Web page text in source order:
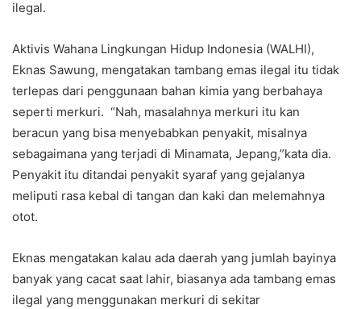
ilegal.
Aktivis Wahana Lingkungan Hidup Indonesia (WALHI),
Eknas Sawung, mengatakan tambang emas ilegal itu tidak
terlepas dari penggunaan bahan kimia yang berbahaya
seperti merkuri. “Nah, masalahnya merkuri itu kan
beracun yang bisa menyebabkan penyakit, misalnya
sebagaimana yang terjadi di Minamata, Jepang,”kata dia.
Penyakit itu ditandai penyakit syaraf yang gejalanya
meliputi rasa kebal di tangan dan kaki dan melemahnya
otot.
Eknas mengatakan kalau ada daerah yang jumlah bayinya
banyak yang cacat saat lahir, biasanya ada tambang emas
ilegal yang menggunakan merkuri di sekitar